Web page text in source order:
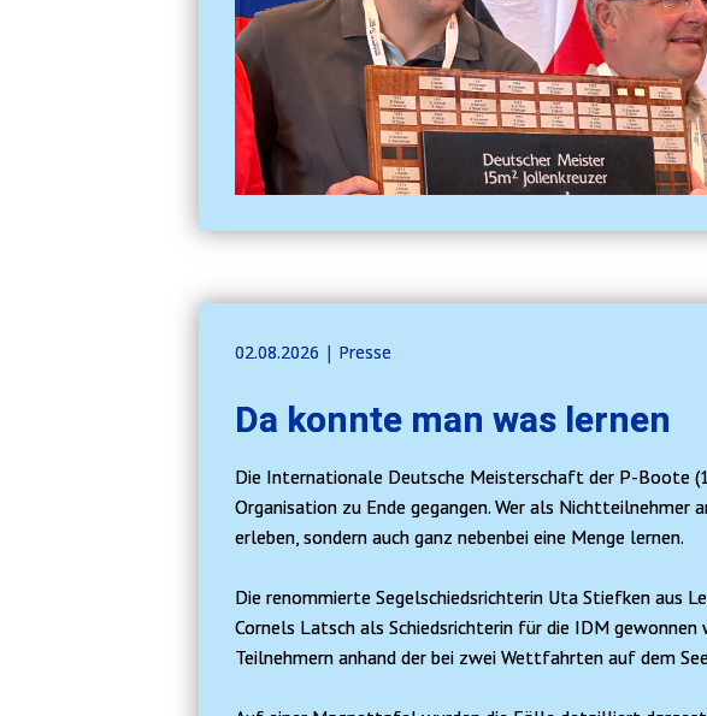
02.08.2026 | Presse
Da konnte man was lernen
Die Internationale Deutsche Meisterschaft der P-Boote
Organisation zu Ende gegangen. Wer als
erleben, sondern auch ganz nebenbei eine Menge lernen.
Die renommierte Segelschiedsrichterin Uta Stiefken aus
Cornels Latsch als Schiedsrichterin für die IDM
Teilnehmern anhand der bei zwei Wettfahrten auf dem